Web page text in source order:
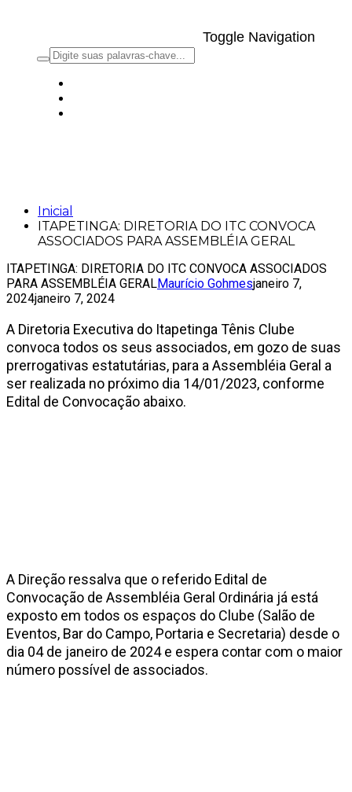
Toggle Navigation
Inicial
ITAPETINGA: DIRETORIA DO ITC CONVOCA
ASSOCIADOS PARA ASSEMBLÉIA GERAL
ITAPETINGA: DIRETORIA DO ITC CONVOCA ASSOCIADOS
PARA ASSEMBLÉIA GERALMaurício Gohmesjaneiro 7,
2024janeiro 7, 2024
A Diretoria Executiva do Itapetinga Tênis Clube
convoca todos os seus associados, em gozo de suas
prerrogativas estatutárias, para a Assembléia Geral a
ser realizada no próximo dia 14/01/2023, conforme
Edital de Convocação abaixo.
A Direção ressalva que o referido Edital de
Convocação de Assembléia Geral Ordinária já está
exposto em todos os espaços do Clube (Salão de
Eventos, Bar do Campo, Portaria e Secretaria) desde o
dia 04 de janeiro de 2024 e espera contar com o maior
número possível de associados.